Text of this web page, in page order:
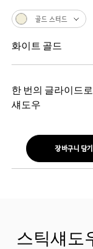
한 번의 글라이드
섀도우
골드 스터드
화이트 골드
장바구니 담기
스틱섀도